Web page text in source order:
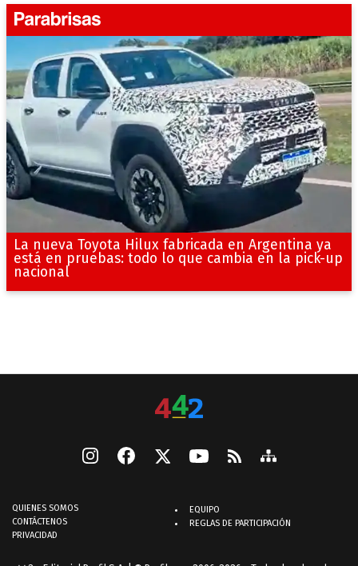
La nueva Toyota Hilux fabricada en Argentina ya
está en pruebas: todo lo que cambia en la pick-up
nacional
QUIENES SOMOS
CONTÁCTENOS
PRIVACIDAD
EQUIPO
REGLAS DE PARTICIPACIÓN